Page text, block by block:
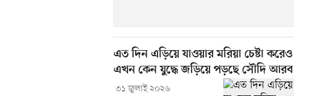
এত দিন এড়িয়ে যাওয়ার মরিয়া চেষ্টা করেও
এখন কেন যুদ্ধে জড়িয়ে পড়ছে সৌদি আরব
৩১ জুলাই ২০২৬